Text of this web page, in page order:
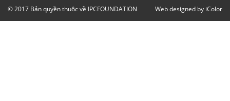
© 2017 Bản quyền thuộc về IPCFOUNDATION Web designed by iColor